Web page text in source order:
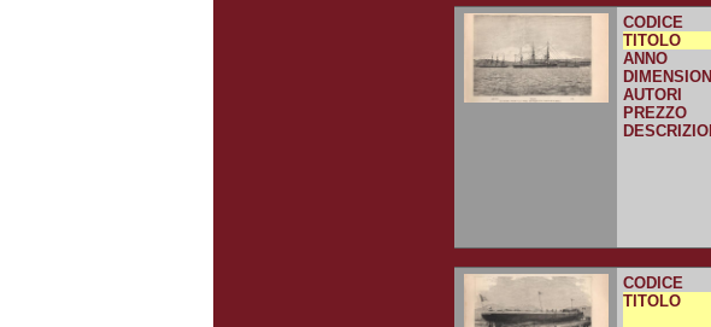
CODICE
TITOLO
ANNO
AUTORI
PREZZO
CODICE
TITOLO